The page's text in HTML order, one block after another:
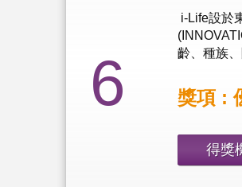
6
i-Life設於
齡、種族
獎項 :
得獎